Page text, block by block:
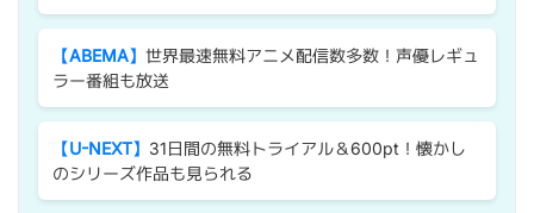
【ABEMA】 世界最速無料アニメ配信数多数！声優レギュ
ラー番組も放送
【U-NEXT】 31日間の無料トライアル＆600pt！懐かし
のシリーズ作品も見られる